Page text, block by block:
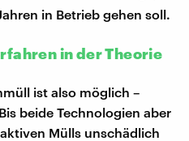
in Betrieb gehen soll.
in der Theorie
ist also möglich –
beide Technologien aber
Mülls unschädlich